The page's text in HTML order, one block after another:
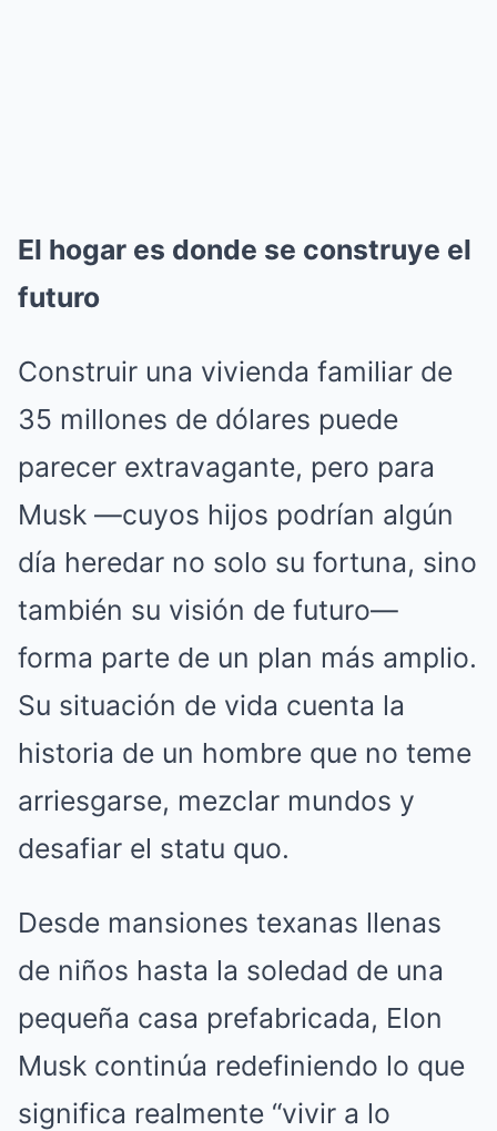
El hogar es donde se construye el
futuro
Construir una vivienda familiar de
35 millones de dólares puede
parecer extravagante, pero para
Musk —cuyos hijos podrían algún
día heredar no solo su fortuna, sino
también su visión de futuro—
forma parte de un plan más amplio.
Su situación de vida cuenta la
historia de un hombre que no teme
arriesgarse, mezclar mundos y
desafiar el statu quo.
Desde mansiones texanas llenas
de niños hasta la soledad de una
pequeña casa prefabricada, Elon
Musk continúa redefiniendo lo que
significa realmente “vivir a lo